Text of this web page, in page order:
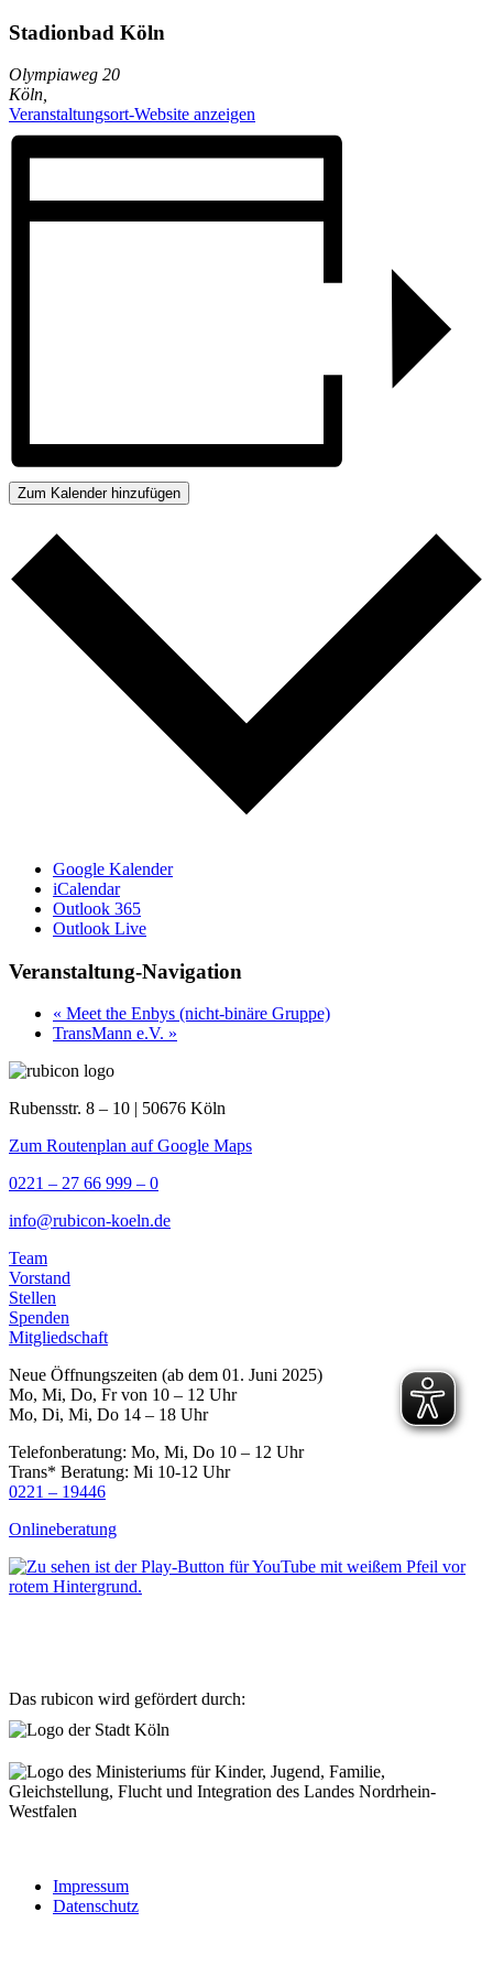
Stadionbad Köln
Olympiaweg 20
Köln
Veranstaltungsort-Website anzeigen
Zum Kalender hinzufügen
Google Kalender
iCalendar
Outlook 365
Outlook Live
Veranstaltung-Navigation
« Meet the Enbys (nicht-binäre Gruppe)
TransMann e.V. »
Rubensstr. 8 – 10 | 50676 Köln
Zum Routenplan auf Google Maps
0221 – 27 66 999 – 0
info@rubicon-koeln.de
Team
Vorstand
Stellen
Spenden
Mitgliedschaft
Neue Öffnungszeiten (ab dem 01. Juni 2025)
Mo, Mi, Do, Fr von 10 – 12 Uhr
Mo, Di, Mi, Do 14 – 18 Uhr
Telefonberatung: Mo, Mi, Do 10 – 12 Uhr
Trans* Beratung: Mi 10-12 Uhr
0221 – 19446
Onlineberatung
Das rubicon wird gefördert durch:
Impressum
Datenschutz